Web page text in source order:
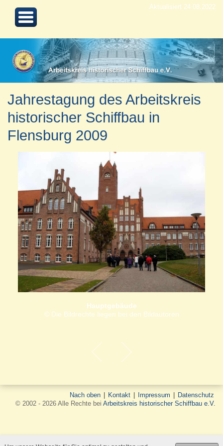
Aktualisiert 24.08.2022
Jahrestagung des Arbeitskreis
historischer Schiffbau in
Flensburg 2009
Hauptgebäude
© Die Bildrechte liegen bei den Bildautoren
Nach oben Kontakt Impressum
Datenschutz
© 2002 - 2026 Alle Rechte bei Arbeitskreis historischer Schiffbau e.V.